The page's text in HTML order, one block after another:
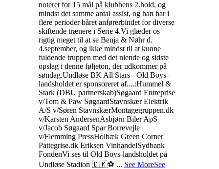
noteret for 15 mål på klubbens 2.hold, og
mindst det samme antal assist, og han har i
flere perioder båret anførerbindet for diverse
skiftende trænere i Serie 4.Vi glæder os
rigtig meget til at se Benja & Nøhr d.
4.september, og ikke mindst til at kunne
fuldende truppen med det niende og sidste
opslag i denne føljeton, der udkommer på
søndag.Undløse BK All Stars - Old Boys-
landsholdet er sponsoreret af....:Hummel &
Stark (DBU partnerskab)Søgaard Entreprise
v/Tom & Paw SøgaardStavnskær Elektrik
A/S v/Søren StavnskærMontagegruppen.dk
v/Karsten AndersenAsbjørn Biler ApS
v/Jacob Søgaard Spar Borrevejle
v/Flemming PressHolbæk Green Corner
Pattegrise.dk Eriksen VinhandelSydbank
FondenVi ses til Old Boys-landsholdet på
Undløse Stadion 🇩🇰⚽️ ... See MoreSee